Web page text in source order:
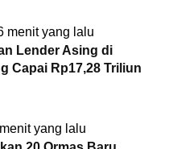
menit yang lalu
Lender Asing di
Capai Rp17,28 Triliun
yang lalu